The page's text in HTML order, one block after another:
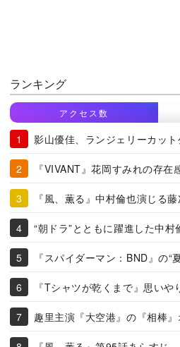
ランキング
アクセス数
影山優佳、ランジェリーカット
『VIVANT』花岡すみれの存在
『風、薫る』中村倫也演じる
“朝ドラ”とともに躍進した中村
『スパイダーマン：BND』の“
『Tシャツが乾くまで』思いや
趣里主演『大空港』の『相棒』